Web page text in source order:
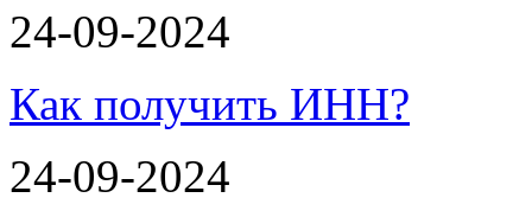
24-09-2024
Как получить ИНН?
24-09-2024